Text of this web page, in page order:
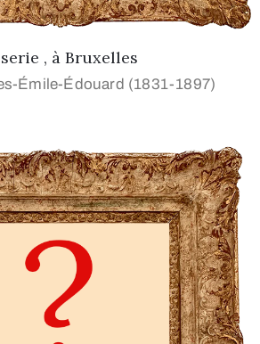
, à Bruxelles
Émile-Édouard (1831-1897)